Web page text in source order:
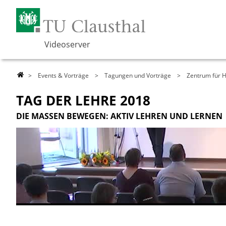
Videoserver
> Events & Vorträge > Tagungen und Vorträge > Zentrum für
TAG DER LEHRE 2018
DIE MASSEN BEWEGEN: AKTIV LEHREN UND LERNEN